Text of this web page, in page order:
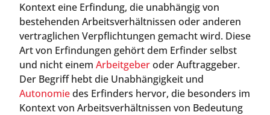
Kontext eine Erfindung, die unabhängig von
bestehenden Arbeitsverhältnissen oder anderen
vertraglichen Verpflichtungen gemacht wird. Diese
Art von Erfindungen gehört dem Erfinder selbst
und nicht einem Arbeitgeberoder Auftraggeber.
Der Begriff hebt die Unabhängigkeit und
Autonomiedes Erfinders hervor, die besonders im
Kontext von Arbeitsverhältnissen von Bedeutung